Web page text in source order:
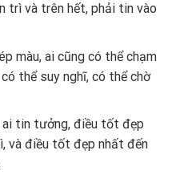
trì và trên hết, phải tin vào
màu, ai cũng có thể chạm
thể suy nghĩ, có thể chờ
tin tưởng, điều tốt đẹp
và điều tốt đẹp nhất đến